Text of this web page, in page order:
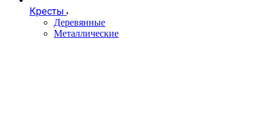
Кресты
Деревянные
Металлические